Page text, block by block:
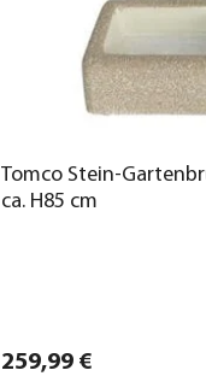
Tomco Stein-
ca. H85 cm
259,99 €